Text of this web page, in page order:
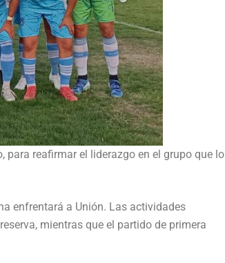
para reafirmar el liderazgo en el grupo que lo
enfrentará a Unión. Las actividades
mientras que el partido de primera